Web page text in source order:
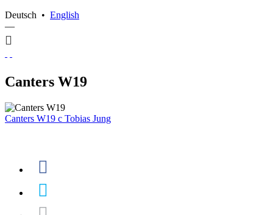
Deutsch • English
—
Canters W19
Canters W19 c Tobias Jung